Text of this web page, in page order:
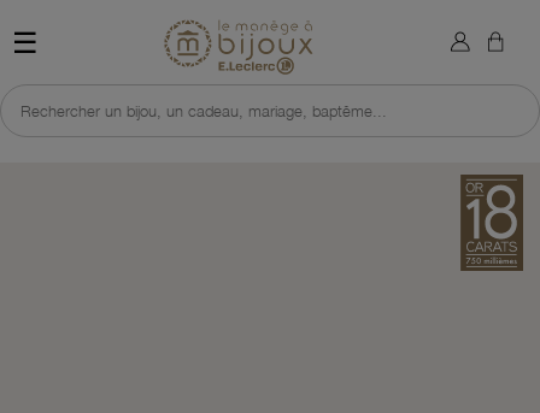
☰ Retour à l'accueil du site
Rechercher un bijou, un cadeau, mariage, baptême...
×